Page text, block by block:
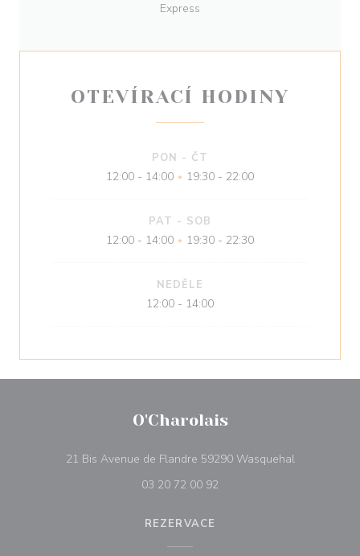
Express
OTEVÍRACÍ HODINY
PON - ČT
12:00 - 14:00 • 19:30 - 22:00
PAT - SOB
12:00 - 14:00 • 19:30 - 22:30
NEDĚLE
12:00 - 14:00
O'Charolais
21 Bis Avenue de Flandre 59290 Wasquehal((otevře se v
03 20 72 00 92
REZERVACE